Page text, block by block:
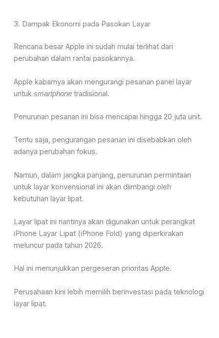
3. Dampak Ekonomi pada Pasokan Layar
Rencana besar Apple ini sudah mulai terlihat dari
perubahan dalam rantai pasokannya.
Apple kabarnya akan mengurangi pesanan panel layar
untuk smartphonetradisional.
Penurunan pesanan ini bisa mencapai hingga 20 juta unit.
Tentu saja, pengurangan pesanan ini disebabkan oleh
adanya perubahan fokus.
Namun, dalam jangka panjang, penurunan permintaan
untuk layar konvensional ini akan diimbangi oleh
kebutuhan layar lipat.
Layar lipat ini nantinya akan digunakan untuk perangkat
iPhone Layar Lipat (iPhone Fold) yang diperkirakan
meluncur pada tahun 2026.
Hal ini menunjukkan pergeseran prioritas Apple.
Perusahaan kini lebih memilih berinvestasi pada teknologi
layar lipat.